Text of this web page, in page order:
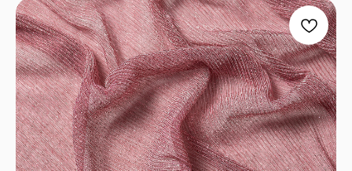
ВКОНТАКТЕ
ОДНОКЛАССНИКИ
INSTAGRAM*
TIK TOK*
YOU TUBE